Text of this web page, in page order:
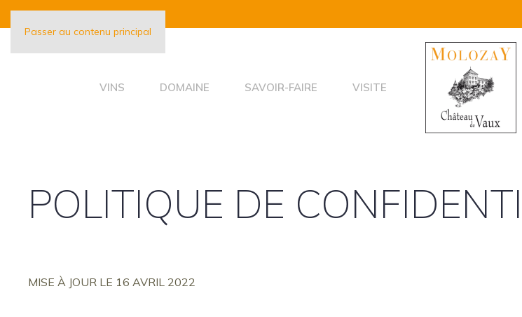
Passer au contenu principal
VINS DOMAINE SAVOIR-FAIRE VISITE
POLITIQUE DE
MISE À JOUR LE 16 AVRIL 2022